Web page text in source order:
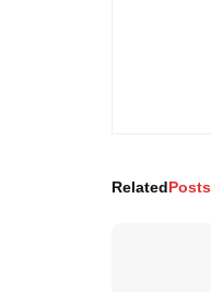
RelatedPosts